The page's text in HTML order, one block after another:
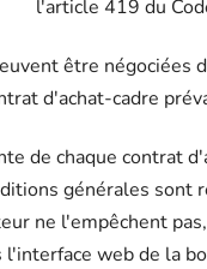
l'article 419 du
être
d'achat-cadre
de chaque contrat
générales
ne l'empêchent
web de la